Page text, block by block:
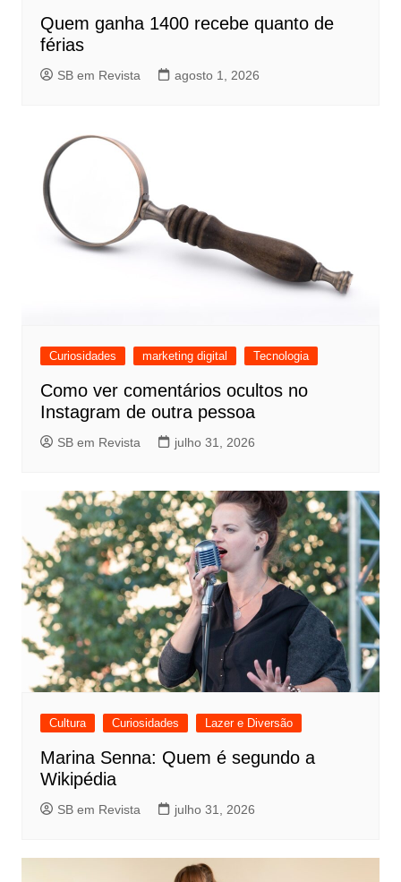
Quem ganha 1400 recebe quanto de
férias
SB em Revista agosto 1, 2026
Curiosidades marketing digital Tecnologia
Como ver comentários ocultos no
Instagram de outra pessoa
SB em Revista julho 31, 2026
Cultura Curiosidades Lazer e Diversão
Marina Senna: Quem é segundo a
Wikipédia
SB em Revista julho 31, 2026